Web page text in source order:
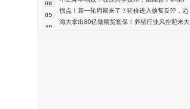
业
拐点！新一轮周期来了？猪价进入修复反弹，趋
势性大涨尚需时日....
海大拿出80亿做期货套保！养猪行业风控迎来大
变局